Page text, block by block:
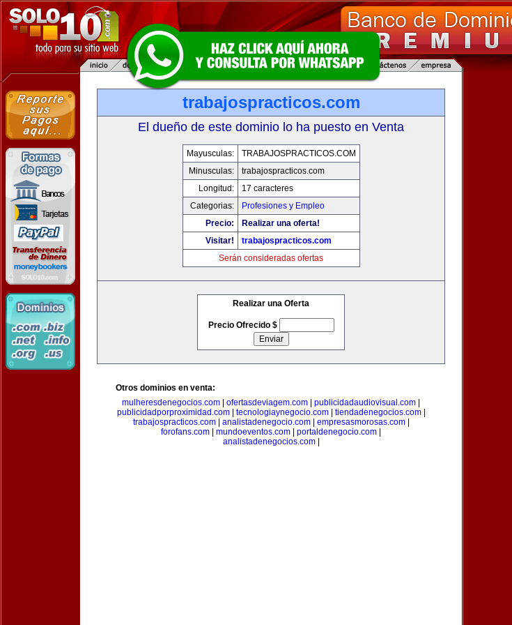
trabajospracticos.com
El dueño de este dominio lo ha puesto en Venta
Mayusculas:
TRABAJOSPRACTICOS.COM
Minusculas:
trabajospracticos.com
Longitud:
17 caracteres
Categorias:
Profesiones y Empleo
Precio:
Realizar una oferta!
Visitar!
trabajospracticos.com
Serán consideradas ofertas
Realizar una Oferta
Precio Ofrecido $
Otros dominios en venta:
mulheresdenegocios.com
ofertasdeviagem.com publicidadaudiovisual.com
publicidadporproximidad.com| tecnologiaynegocio.com| tiendadenegocios.com|
trabajospracticos.com| analistadenegocio.com| empresasmorosas.com|
forofans.com
mundoeventos.com portaldenegocio.com
analistadenegocios.com|